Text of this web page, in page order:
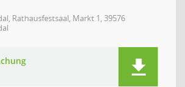
Rathausfestsaal, Markt 1, 39576